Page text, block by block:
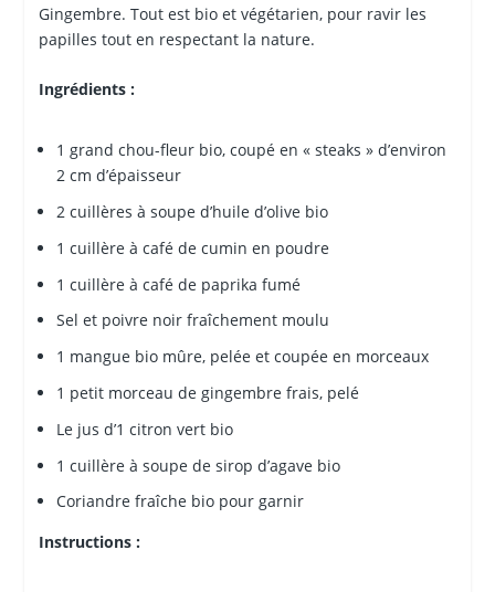
Gingembre. Tout est bio et végétarien, pour ravir les
papilles tout en respectant la nature.
Ingrédients :
1 grand chou-fleur bio, coupé en « steaks » d’environ
2 cm d’épaisseur
2 cuillères à soupe d’huile d’olive bio
1 cuillère à café de cumin en poudre
1 cuillère à café de paprika fumé
Sel et poivre noir fraîchement moulu
1 mangue bio mûre, pelée et coupée en morceaux
1 petit morceau de gingembre frais, pelé
Le jus d’1 citron vert bio
1 cuillère à soupe de sirop d’agave bio
Coriandre fraîche bio pour garnir
Instructions :